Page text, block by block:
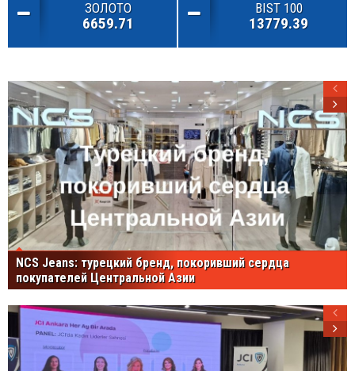
ЗОЛОТО
6659.71
BIST 100
13779.39
NCS Jeans: турецкий бренд, покоривший сердца
покупателей Центральной Азии